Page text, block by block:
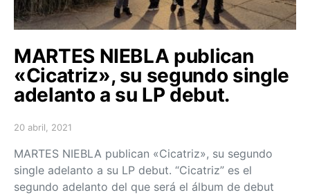
MARTES NIEBLA publican
«Cicatriz», su segundo single
adelanto a su LP debut.
Posted on
20 abril, 2021
MARTES NIEBLA publican «Cicatriz», su segundo
single adelanto a su LP debut. “Cicatriz” es el
segundo adelanto del que será el álbum de debut